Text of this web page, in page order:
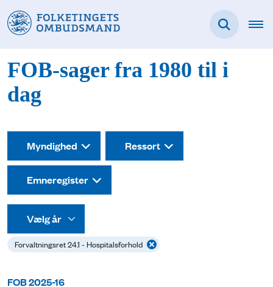
FOB-sager fra 1980 til i
dag
Myndighed Ressort
Emneregister
Forvaltningsret 24.1 - Hospitalsforhold
FOB 2025-16